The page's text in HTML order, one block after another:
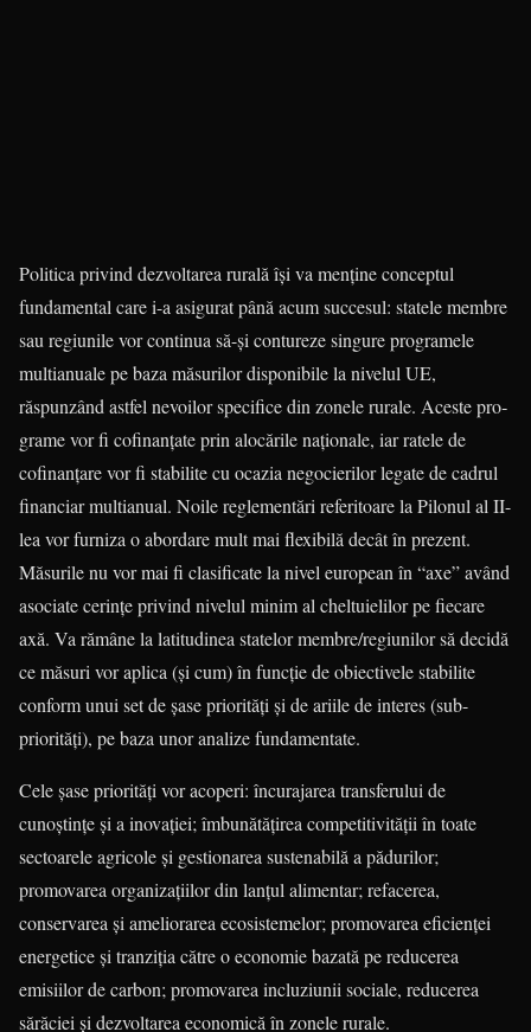
Politica privind dezvoltarea rurală își va menține conceptul
fundamental care i-a asigurat până acum succesul: statele membre
sau regiunile vor continua să-și contureze singure programele
multia­nua­le pe baza măsurilor disponibile la nivelul UE,
răspunzând astfel nevoilor specifice din zonele rurale. Aceste pro­
grame vor fi cofinanțate prin alocările naționale, iar ratele de
cofinanțare vor fi stabilite cu ocazia negocierilor legate de cadrul
financiar multianual. Noile regle­men­tări referitoare la Pilonul al II-
lea vor furniza o abordare mult mai flexibilă de­cât în prezent.
Măsurile nu vor mai fi cla­sificate la nivel european în “axe” având
asociate cerințe privind nivelul minim al cheltuielilor pe fiecare
axă. Va rămâne la latitudinea statelor membre/regiunilor să decidă
ce măsuri vor aplica (și cum) în funcție de obiectivele stabilite
conform unui set de șase priorități și de ariile de interes (sub-
priorități), pe baza unor analize fundamentate.
Cele șase priorități vor acoperi: încurajarea transferului de
cunoștințe și a inovației; îmbunătățirea competitivității în toate
sectoarele agricole și gestio­na­rea sustenabilă a pădurilor;
promovarea organizațiilor din lanțul alimentar; reface­rea,
conservarea și ameliorarea ecosis­te­melor; promovarea eficienței
energe­tice și tranziția către o economie bazată pe reducerea
emisiilor de carbon; pro­mo­varea incluziunii sociale, reducerea
sărăciei și dezvoltarea economică în zonele rurale.